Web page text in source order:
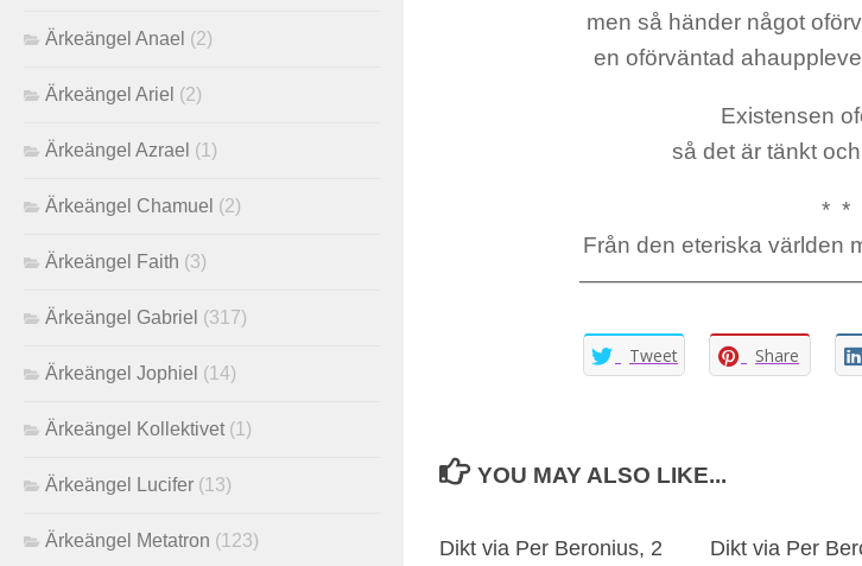
men så händer något
en oförväntad
Existensen
så det är tänkt
* *
Från den eteriska världen
Tweet Share
YOU MAY ALSO LIKE...
Dikt via Per Beronius, 2
Dikt via Per
Ärkeängel Anael (2)
Ärkeängel Ariel (2)
Ärkeängel Azrael (1)
Ärkeängel Chamuel (2)
Ärkeängel Faith (3)
Ärkeängel Gabriel (317)
Ärkeängel Jophiel (14)
Ärkeängel Kollektivet (1)
Ärkeängel Lucifer (13)
Ärkeängel Metatron (123)